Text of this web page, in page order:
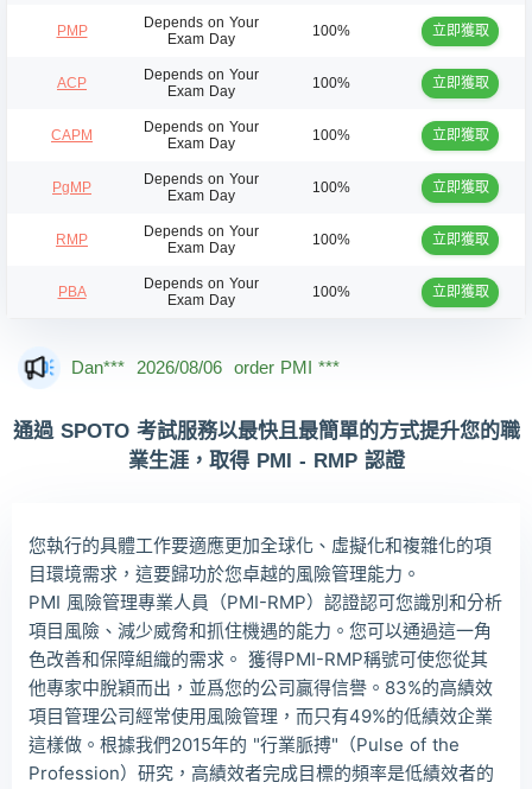
PMP
Depends on Your
Exam Day
100% 立即獲取
ACP
Depends on Your
Exam Day
100% 立即獲取
CAPM
Depends on Your
Exam Day
100% 立即獲取
PgMP
Depends on Your
Exam Day
100% 立即獲取
RMP
Depends on Your
Exam Day
100% 立即獲取
PBA
Depends on Your
Exam Day
100% 立即獲取
Owe*** 2026/08/06 order PMI ***
2026/08/06 order PMI ***
Wil*** 2026/08/06 order PMI ***
Luc*** 2026/08/06 order PMI ***
Mas*** 2026/08/06 order PMI ***
通過 SPOTO 考試服務以最快且最簡單的方式提升您的職
業生涯，取得 PMI - RMP 認證
您執行的具體工作要適應更加全球化、虛擬化和複雜化的項
目環境需求，這要歸功於您卓越的風險管理能力。
PMI 風險管理專業人員（PMI-RMP）認證認可您識別和分析
項目風險、減少威脅和抓住機遇的能力。您可以通過這一角
色改善和保障組織的需求。 獲得PMI-RMP稱號可使您從其
他專家中脫穎而出，並爲您的公司贏得信譽。83%的高績效
項目管理公司經常使用風險管理，而只有49%的低績效企業
這樣做。根據我們2015年的 "行業脈搏"（Pulse of the
Profession）研究，高績效者完成目標的頻率是低績效者的